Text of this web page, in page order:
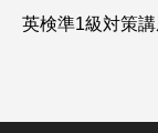
英検準1級対策講